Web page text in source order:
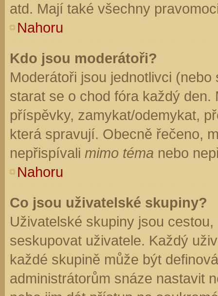
atd. Mají také všechny
Nahoru
Kdo jsou moderátoři?
Moderátoři jsou jednotlivci
starat se o chod fóra každý
příspěvky, zamykat/odemykat,
která spravují. Obecně řečeno,
nepřispívali mimo téma nebo
Nahoru
Co jsou uživatelské skupiny?
Uživatelské skupiny jsou
seskupovat uživatele. Každý
každé skupině může být
administrátorům snáze nastavit